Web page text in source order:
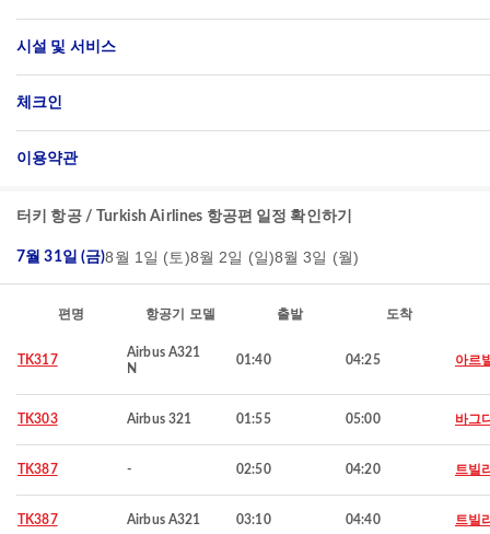
시설 및 서비스
체크인
이용약관
터키 항공 / Turkish Airlines 항공편 일정 확인하기
7월 31일 (금)8월 1일 (토)8월 2일 (일)8월 3일 (월)
편명 항공기 모델 출발 도착
TK317
Airbus A321
N
01:40 04:25 아르
TK303 Airbus 321 01:55 05:00 바그
TK387 - 02:50 04:20 트빌
TK387 Airbus A321 03:10 04:40 트빌